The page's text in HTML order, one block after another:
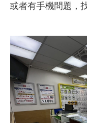
或者有手機問題，